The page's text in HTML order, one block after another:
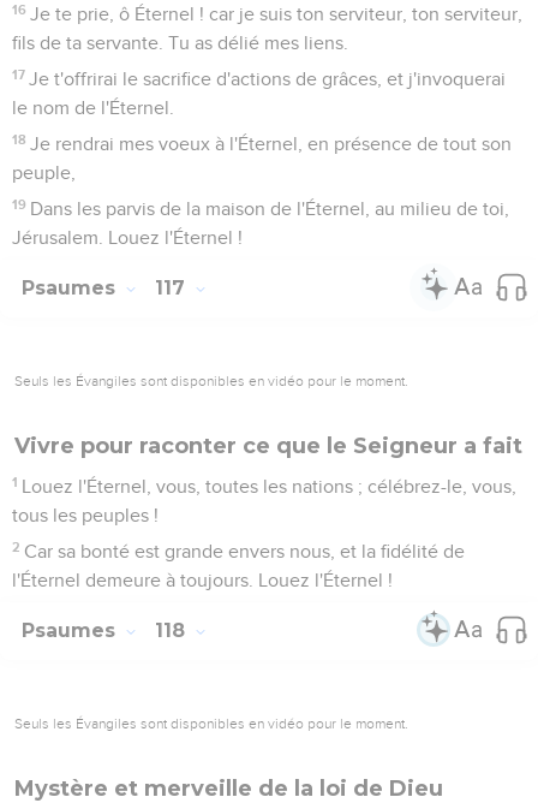
16 Je te prie, ô Éternel ! car je suis ton serviteur, ton serviteur,
fils de ta servante. Tu as délié mes liens.
17 Je t'offrirai le sacrifice d'actions de grâces, et j'invoquerai
le nom de l'Éternel.
18 Je rendrai mes voeux à l'Éternel, en présence de tout son
peuple,
19 Dans les parvis de la maison de l'Éternel, au milieu de toi,
Jérusalem. Louez l'Éternel !
Psaumes 117
Seuls les Évangiles sont disponibles en vidéo pour le moment.
Vivre pour raconter ce que le Seigneur a fait
1 Louez l'Éternel, vous, toutes les nations ; célébrez-le, vous,
tous les peuples !
2 Car sa bonté est grande envers nous, et la fidélité de
l'Éternel demeure à toujours. Louez l'Éternel !
Psaumes 118
Seuls les Évangiles sont disponibles en vidéo pour le moment.
Mystère et merveille de la loi de Dieu